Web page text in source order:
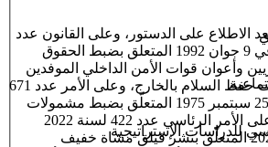
الاطلاع على الدستور، وعلى القانون عدد
54 لسنة 1992 المؤرخ في 9 جوان 1992 المتعلق بضبط الحقوق
وأعوان قوات الأمن الداخلي الموفدين
في مهمات ضمن وحدات حفظ السلام بالخارج، وعلى الأمر عدد 671
لسنة 1975 المؤرخ في 25 سبتمبر 1975 المتعلّق بضبط مشمولات
وزير الدّفاع الوطني، وعلى الأمر الرئاسي عدد 422 لسنة 2022
المؤرخ في 19 أفريل 2022 المتعلّق بنشر فيلق مشاة خفيف